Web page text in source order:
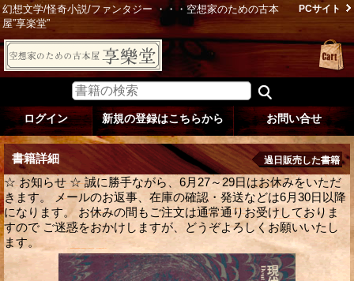
幻想文学/怪奇小説/ファンタジー ・・・空想家のための古本
屋”享楽堂”
PCサイト
ログイン 新規の登録はこちらから お問い合せ
書籍詳細 過日販売した書籍
☆ お知らせ ☆ 誠に勝手ながら、6月27～29日はお休みをいただ
きます。 メールのお返事、在庫の確認・発送などは6月30日以降
になります。 お休みの間もご注文は通常通りお受けしておりま
すので ご迷惑をおかけしますが、どうぞよろしくお願いいたし
ます。